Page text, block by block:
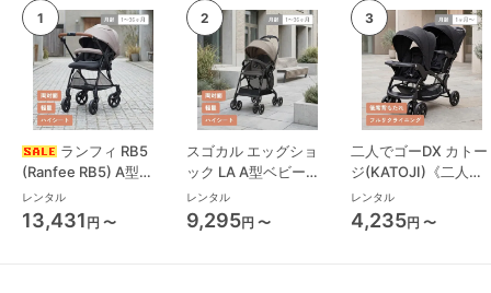
ランフィ RB5
(Ranfee RB5) A型ベ
ビーカー ピジョン
(pigeon)
レンタル
13,431 円 〜
スゴカル エッグショ
ック LA A型ベビーカ
ー コンビ(Combi)
レンタル
9,295円 〜
二人でゴーDX カトー
ジ(KATOJI)《二人乗
り》 二人乗り/双子用
ベビーカー
レンタル
4,235円 〜